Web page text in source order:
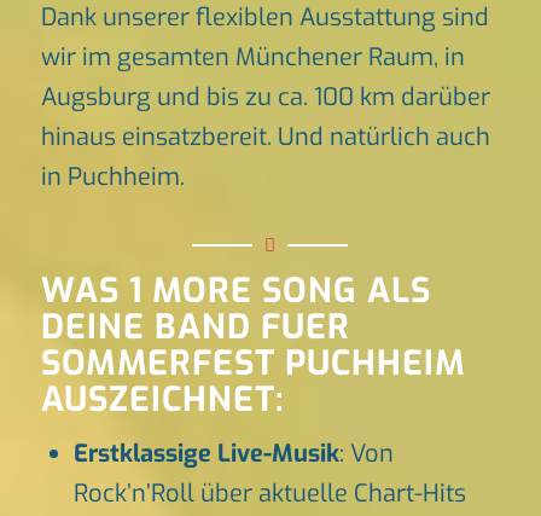
Dank unserer flexiblen Ausstattung sind
wir im gesamten Münchener Raum, in
Augsburg und bis zu ca. 100 km darüber
hinaus einsatzbereit. Und natürlich auch
in Puchheim.
WAS 1 MORE SONG ALS
DEINE BAND FUER
SOMMERFEST PUCHHEIM
AUSZEICHNET:
Erstklassige Live-Musik: Von
Rock’n’Roll über aktuelle Chart-Hits